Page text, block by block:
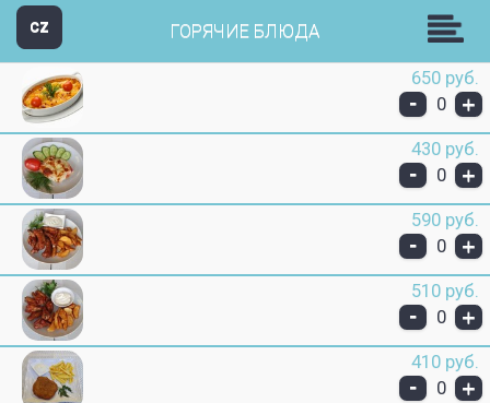
CZ Пицц-н-Ролл
ГОРЯЧИЕ БЛЮДА
650 руб.
- 0 +
430 руб.
- 0 +
590 руб.
- 0 +
510 руб.
- 0 +
410 руб.
- 0 +